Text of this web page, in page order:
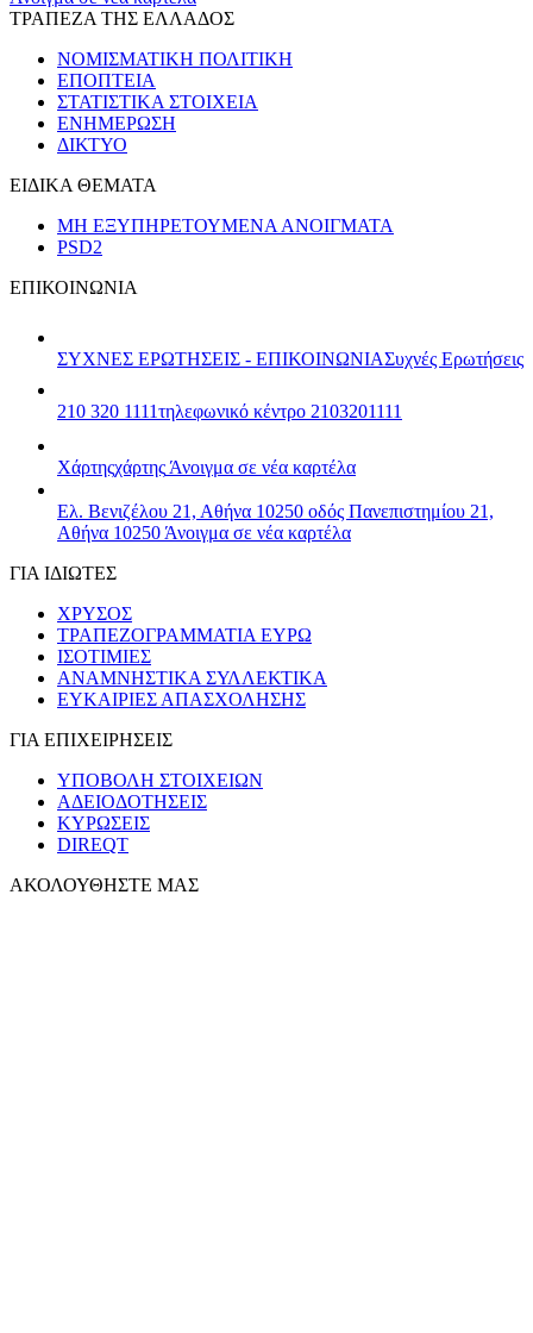
ΤΡΑΠΕΖΑ ΤΗΣ ΕΛΛΑΔΟΣ
ΝΟΜΙΣΜΑΤΙΚΗ ΠΟΛΙΤΙΚΗ
ΕΠΟΠΤΕΙΑ
ΣΤΑΤΙΣΤΙΚΑ ΣΤΟΙΧΕΙΑ
ΕΝΗΜΕΡΩΣΗ
ΔΙΚΤΥΟ
ΕΙΔΙΚΑ ΘΕΜΑΤΑ
ΜΗ ΕΞΥΠΗΡΕΤΟΥΜΕΝΑ ΑΝΟΙΓΜΑΤΑ
PSD2
ΕΠΙΚΟΙΝΩΝΙΑ
ΣΥΧΝΕΣ ΕΡΩΤΗΣΕΙΣ - ΕΠΙΚΟΙΝΩΝΙΑΣυχνές Ερωτήσεις
210 320 1111τηλεφωνικό κέντρο 2103201111
Χάρτηςχάρτης Άνοιγμα σε νέα καρτέλα
Ελ. Βενιζέλου 21, Αθήνα 10250 οδός Πανεπιστημίου 21,
Αθήνα 10250 Άνοιγμα σε νέα καρτέλα
ΓΙΑ ΙΔΙΩΤΕΣ
ΧΡΥΣΟΣ
ΤΡΑΠΕΖΟΓΡΑΜΜΑΤΙΑ ΕΥΡΩ
ΙΣΟΤΙΜΙΕΣ
ΑΝΑΜΝΗΣΤΙΚΑ ΣΥΛΛΕΚΤΙΚΑ
ΕΥΚΑΙΡΙΕΣ ΑΠΑΣΧΟΛΗΣΗΣ
ΓΙΑ ΕΠΙΧΕΙΡΗΣΕΙΣ
ΥΠΟΒΟΛΗ ΣΤΟΙΧΕΙΩΝ
ΑΔΕΙΟΔΟΤΗΣΕΙΣ
ΚΥΡΩΣΕΙΣ
DIREQT
ΑΚΟΛΟΥΘΗΣΤΕ ΜΑΣ